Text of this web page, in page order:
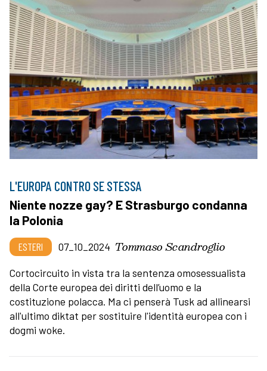
L'EUROPA CONTRO SE STESSA
Niente nozze gay? E Strasburgo condanna
la Polonia
ESTERI 07_10_2024 Tommaso Scandroglio
Cortocircuito in vista tra la sentenza omosessualista
della Corte europea dei diritti dell’uomo e la
costituzione polacca. Ma ci penserà Tusk ad allinearsi
all'ultimo diktat per sostituire l'identità europea con i
dogmi woke.